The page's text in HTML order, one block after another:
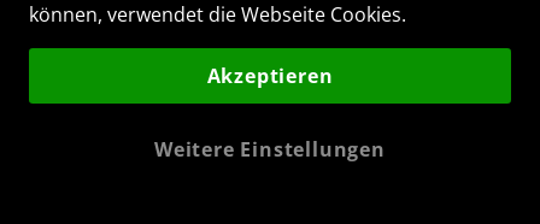
es uns zur Aufgabe gemacht, Ihnen dabei zu
können, verwendet die Webseite Cookies.
Akzeptieren
Weitere Einstellungen